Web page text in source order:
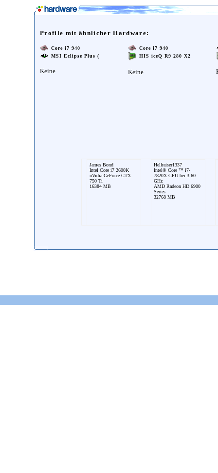
Profile mit ähnlicher Hardware:
Core i7 940
MSI Eclipse Plus (
Keine
Core i7 940
HIS iceQ R9 280 X2
Keine
James Bond
Intel Core i7 2600K
nVidia GeForce GTX
750 Ti
16384 MB
Hellraiser1337
Intel® Core ™ i7-
7820X CPU bei 3,60
GHz
AMD Radeon HD 6900
Series
32768 MB